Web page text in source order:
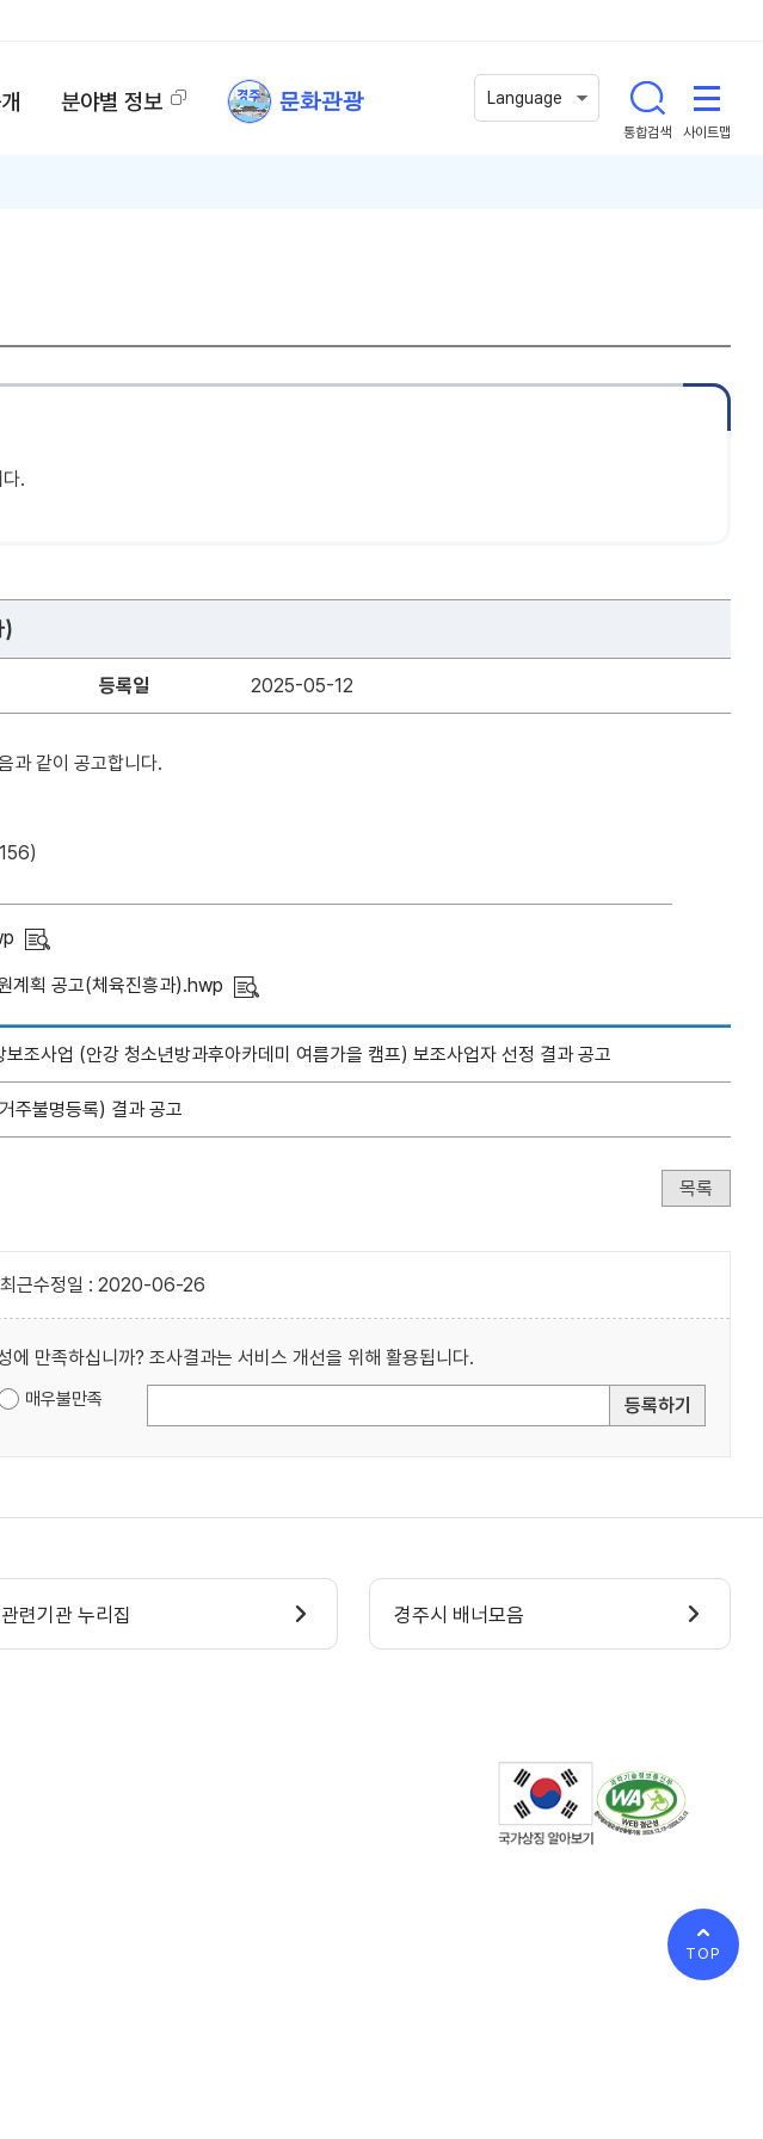
분야별 정보 문화관광 Language
통합검색 사이트맵
.
)
등록일 2025-05-12
과 같이 공고합니다.
계획 공고(체육진흥과).hwp
조사업 (안강 청소년방과후아카데미 여름가을 캠프) 보조사업자 선정 결과 공고
주불명등록) 결과 공고
목록
최근수정일 : 2020-06-26
에 만족하십니까? 조사결과는 서비스 개선을 위해 활용됩니다.
매우불만족 등록하기
관련기관 누리집 경주시 배너모음
TOP